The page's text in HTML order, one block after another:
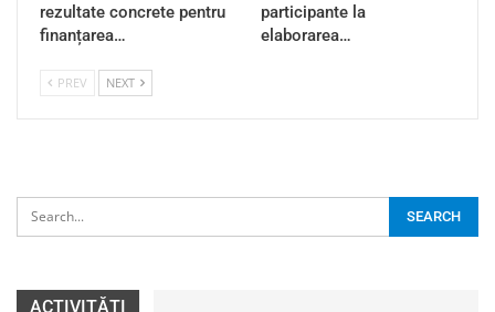
rezultate concrete pentru
finanțarea…
participante la
elaborarea…
PREV NEXT
ACTIVITĂȚI